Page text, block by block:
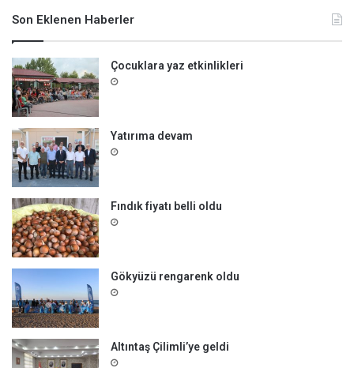
Son Eklenen Haberler
Çocuklara yaz etkinlikleri
Yatırıma devam
Fındık fiyatı belli oldu
Gökyüzü rengarenk oldu
Altıntaş Çilimli’ye geldi